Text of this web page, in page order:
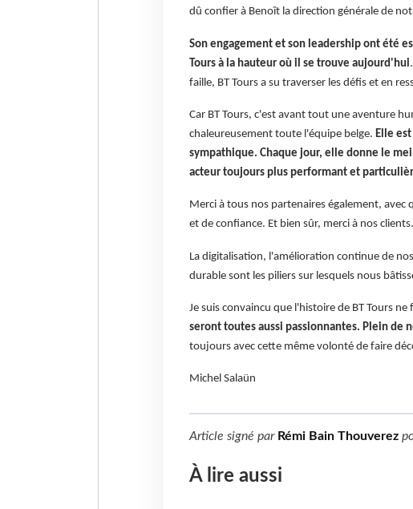
dû confier à Benoît la direction générale de
Son engagement et son leadership ont été
Tours à la hauteur où il se trouve aujourd'hui
faille, BT Tours a su traverser les défis et en
Car BT Tours, c'est avant tout une aventure
chaleureusement toute l'équipe belge. Elle
sympathique. Chaque jour, elle donne le
acteur toujours plus performant et
Merci à tous nos partenaires également,
et de confiance. Et bien sûr, merci à nos clients.
La digitalisation, l'amélioration continue de
durable sont les piliers sur lesquels nous
Je suis convaincu que l'histoire de BT Tours
seront toutes aussi passionnantes. Plein de
toujours avec cette même volonté de faire
Michel Salaün
Article signé par Rémi Bain Thouverez
À lire aussi